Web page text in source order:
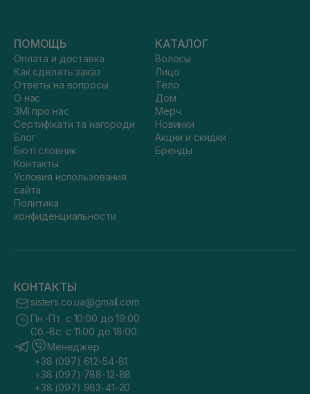
ПОМОЩЬ
Оплата и доставка
Как сделать заказ
Ответы на вопросы
О нас
ЗМІ про нас
Сертифікати та нагороди
Блог
Бюті словник
Контакты
Условия использования
сайта
Политика
конфиденциальности
КАТАЛОГ
Волосы
Лицо
Тело
Дом
Мерч
Новинки
Акции и скидки
Бренды
КОНТАКТЫ
sisters.co.ua@gmail.com
Пн.-Пт. с 10:00 до 19:00
Сб.-Вс. с 11:00 до 18:00
Менеджер
+38 (097) 612-54-81
+38 (097) 788-12-88
+38 (097) 983-41-20